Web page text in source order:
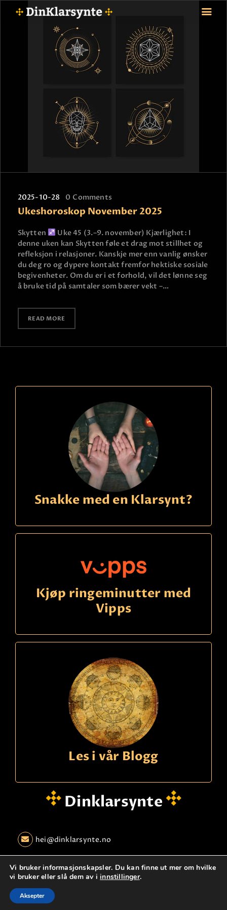
FORSIDE
STJERNETEGN
TAROTKORT
KLARSYNTE
BLOGG
VIPPS
FAQ
KONTAKT OSS
2025-10-28 0 Comments
Ukeshoroskop November 2025
Skytten
Uke 45 (3.–9. november) Kjærlighet: I
denne uken kan Skytten føle et drag mot stillhet og
refleksjon i relasjoner. Kanskje mer enn vanlig ønsker
du deg ro og dypere kontakt fremfor hektiske sosiale
begivenheter. Om du er i et forhold, vil det lønne seg
å bruke tid på samtaler som bærer vekt –…
READ MORE
Snakke med en Klarsynt?
Kjøp ringeminutter med
Vipps
Les i vår Blogg
Dinklarsynte
hei@dinklarsynte.no
Personvern Logg Inn Kontakt oss
Vi bruker informasjonskapsler. Du kan finne ut mer om hvilke
vi bruker eller slå dem av iinnstillinger.
Aksepter